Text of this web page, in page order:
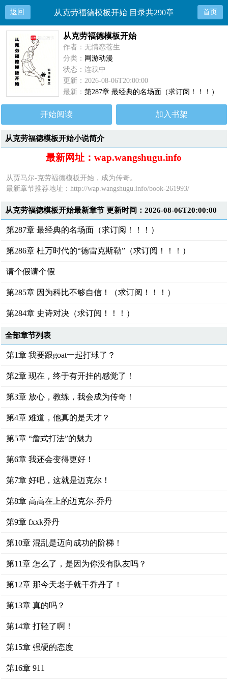
返回 从克劳福德模板开始 目录共290章 首页
从克劳福德模板开始
作者：无情恋苍生
分类： 网游动漫
状态：连载中
更新：2026-08-06T20:00:00
最新：第287章 最经典的名场面（求订阅！！！）
开始阅读 加入书架
从克劳福德模板开始小说简介
最新网址：wap.wangshugu.info
从贾马尔-克劳福德模板开始，成为传奇。
最新章节推荐地址：http://wap.wangshugu.info/book-261993/
从克劳福德模板开始最新章节 更新时间：2026-08-06T20:00:00
第287章 最经典的名场面（求订阅！！！）
第286章 杜万时代的“德雷克斯勒”（求订阅！！！）
请个假请个假
第285章 因为科比不够自信！（求订阅！！！）
第284章 史诗对决（求订阅！！！）
全部章节列表
第1章 我要跟goat一起打球了？
第2章 现在，终于有开挂的感觉了！
第3章 放心，教练，我会成为传奇！
第4章 难道，他真的是天才？
第5章 “詹式打法”的魅力
第6章 我还会变得更好！
第7章 好吧，这就是迈克尔！
第8章 高高在上的迈克尔-乔丹
第9章 fxxk乔丹
第10章 混乱是迈向成功的阶梯！
第11章 怎么了，是因为你没有队友吗？
第12章 那今天老子就干乔丹了！
第13章 真的吗？
第14章 打轻了啊！
第15章 强硬的态度
第16章 911